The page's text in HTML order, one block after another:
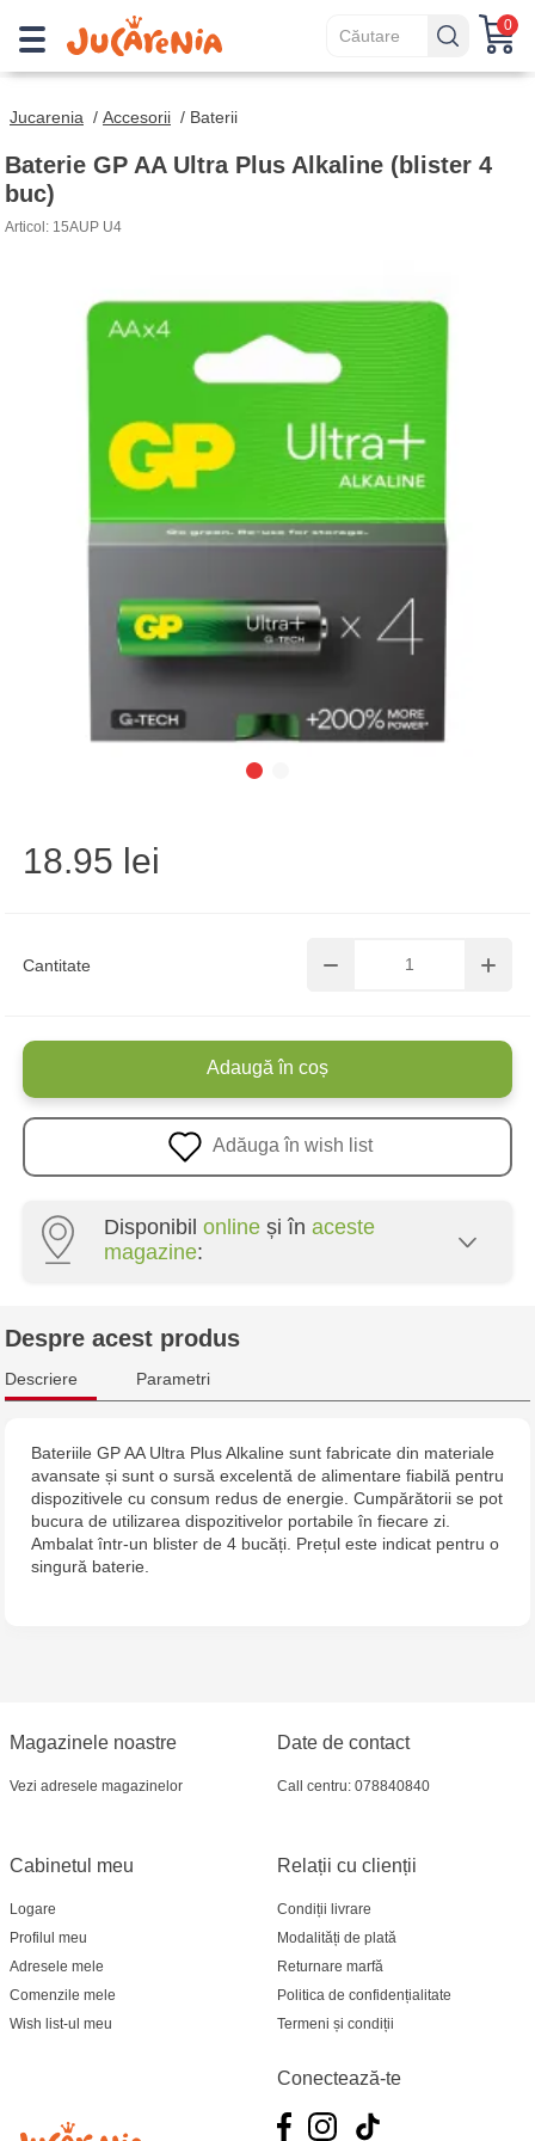
0
Jucarenia / Accesorii / Baterii
Baterie GP AA Ultra Plus Alkaline (blister 4
buc)
Articol: 15AUP U4
Cantitate
18.95 lei
Adaugă în coș
Adăuga în wish list
Disponibil online și în aceste
magazine:
Multistore Centru - bd. Cantemir, 6
Jucărenia Rîșcani - bd. Moscova, 2
Jucărenia Bălți - str. Alexandru Cel Bun, 5
MultiStore Căușeni- str. Iurii Gagarin 24
Despre acest produs
Descriere Parametri
Bateriile GP AA Ultra Plus Alkaline sunt fabricate din materiale
avansate și sunt o sursă excelentă de alimentare fiabilă pentru
dispozitivele cu consum redus de energie. Cumpărătorii se pot
bucura de utilizarea dispozitivelor portabile în fiecare zi.
Ambalat într-un blister de 4 bucăți. Prețul este indicat pentru o
singură baterie.
Magazinele noastre
Vezi adresele magazinelor
Relații cu clienții
Condiții livrare
Modalități de plată
Returnare marfă
Politica de confidențialitate
Termeni și condiții
Cabinetul meu
Logare
Profilul meu
Adresele mele
Comenzile mele
Wish list-ul meu
Date de contact
Call centru: 078840840
Conectează-te